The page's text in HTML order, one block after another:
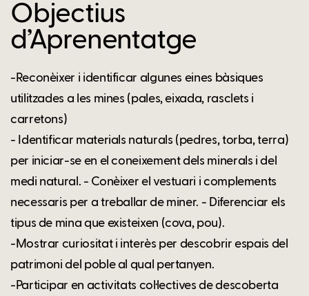
Objectius
d’Aprenentatge
-Reconèixer i identificar algunes eines bàsiques
utilitzades a les mines (pales, eixada, rasclets i
carretons)
- Identificar materials naturals (pedres, torba, terra)
per iniciar-se en el coneixement dels minerals i del
medi natural. - Conèixer el vestuari i complements
necessaris per a treballar de miner. - Diferenciar els
tipus de mina que existeixen (cova, pou).
-Mostrar curiositat i interès per descobrir espais del
patrimoni del poble al qual pertanyen.
-Participar en activitats col·lectives de descoberta